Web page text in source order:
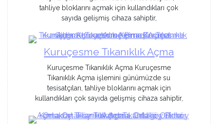
tahliye bloklarını açmak için kullandıkları çok
sayıda gelişmiş cihaza sahiptir,
Kuruçesme Tıkanıklık Açma
Kuruçesme Tıkanıklık Açma Kuruçesme
Tıkanıklık Açma işlemini günümüzde su
tesisatçıları, tahliye bloklarını açmak için
kullandıkları çok sayıda gelişmiş cihaza sahiptir,